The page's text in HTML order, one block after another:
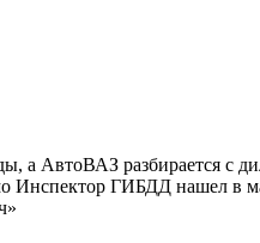
а АвтоВАЗ разбирается с
Инспектор ГИБДД нашел в